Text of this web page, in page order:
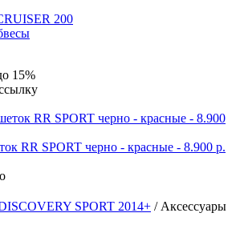
200
15%
RR SPORT черно - красные - 8.900 р.
SPORT 2014+ / Аксессуары